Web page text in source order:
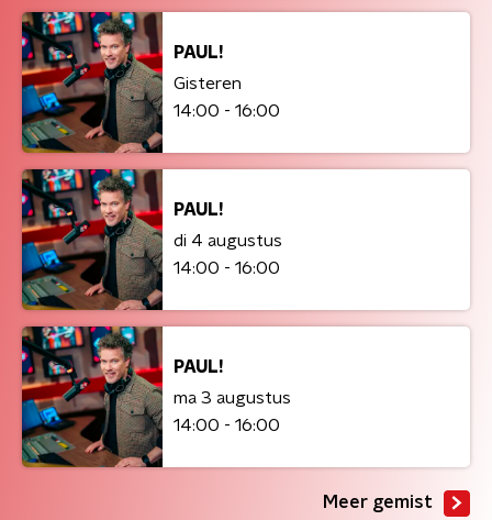
PAUL!
Gisteren
14:00 - 16:00
PAUL!
di 4 augustus
14:00 - 16:00
PAUL!
ma 3 augustus
14:00 - 16:00
Meer gemist